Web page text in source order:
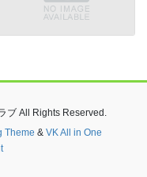
ブ All Rights Reserved.
Theme & VK All in One